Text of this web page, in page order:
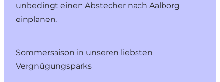
unbedingt einen Abstecher nach Aalborg
einplanen.
Sommersaison in unseren liebsten
Vergnügungsparks